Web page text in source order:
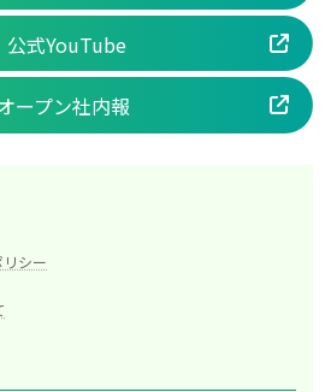
公式YouTube
ープン社内報
シー